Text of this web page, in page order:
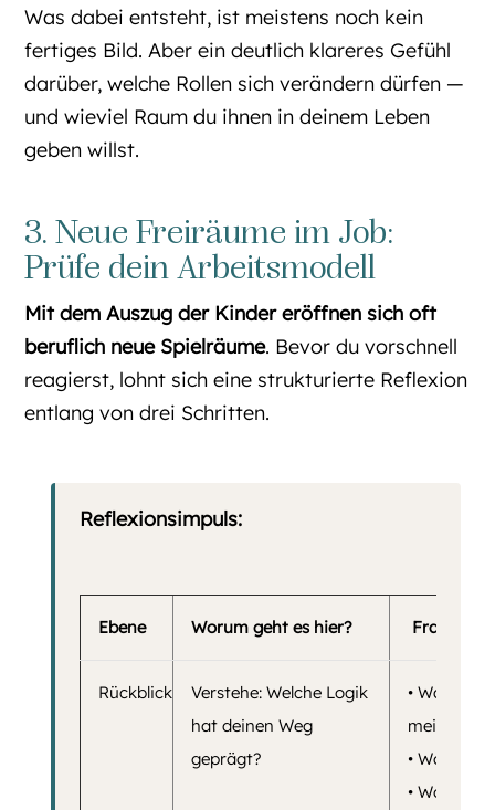
Was dabei entsteht, ist meistens noch kein
fertiges Bild. Aber ein deutlich klareres Gefühl
darüber, welche Rollen sich verändern dürfen —
und wieviel Raum du ihnen in deinem Leben
geben willst.
3. Neue Freiräume im Job:
Prüfe dein Arbeitsmodell
Mit dem Auszug der Kinder eröffnen sich oft
beruflich neue Spielräume. Bevor du vorschnell
reagierst, lohnt sich eine strukturierte Reflexion
entlang von drei Schritten.
Reflexionsimpuls:
Ebene Worum geht es hier? Fragen
Rückblick
Verstehe: Welche Logik
hat deinen Weg
geprägt?
• War
meiner
• Wo
• Wo